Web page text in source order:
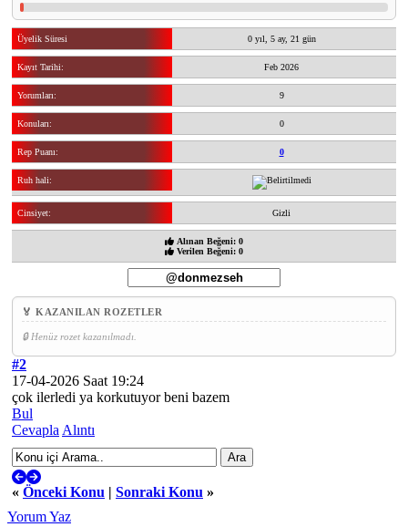
Üyelik Süresi 0 yıl, 5 ay, 21 gün
Kayıt Tarihi: Feb 2026
Yorumları: 9
Konuları: 0
Rep Puanı: 0
Ruh hali:
Cinsiyet: Gizli
Alınan Beğeni: 0
Verilen Beğeni: 0
🏅 KAZANILAN ROZETLER
🔒 Henüz rozet kazanılmadı.
#2
17-04-2026 Saat 19:24
çok ilerledi ya korkutuyor beni bazem
Bul
Cevapla Alıntı
« Önceki Konu | Sonraki Konu »
Yorum Yaz